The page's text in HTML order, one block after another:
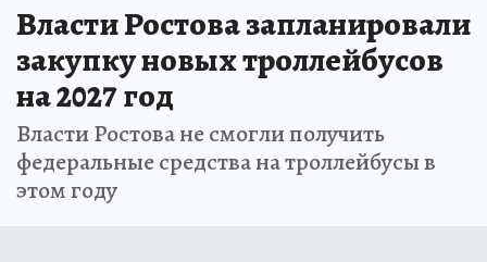
Власти Ростова запланировали
закупку новых троллейбусов
на 2027 год
Власти Ростова не смогли получить
федеральные средства на троллейбусы в
этом году